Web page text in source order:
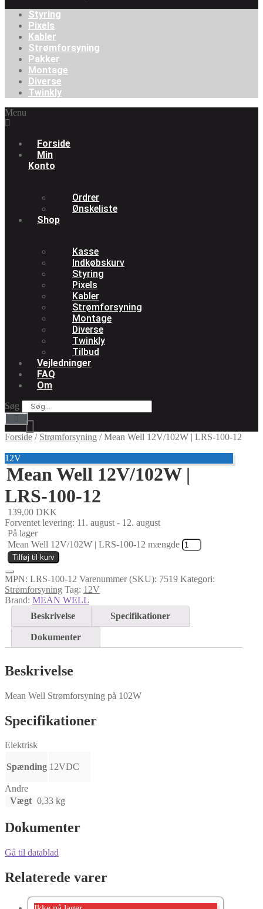
Styring
Pixels
Kabler
Strømforsyning
Pakker
Montage
Diverse
Twinkly
Menu
Forside
Min
Konto
Ordrer
Ønskeliste
Shop
Kasse
Indkøbskurv
Styring
Pixels
Kabler
Strømforsyning
Montage
Diverse
Twinkly
Tilbud
Vejledninger
FAQ
Om
Søg
Forside / Strømforsyning /Mean Well 12V/102W | LRS-100-12
12V
Mean Well 12V/102W |
LRS-100-12
139,00 DKK
Forventet levering: 11. august - 12. august
På lager
Mean Well 12V/102W | LRS-100-12 mængde
Tilføj til kurv
MPN: LRS-100-12 Varenummer (SKU): 7519 Kategori:
Strømforsyning Tag: 12V
Brand: MEAN WELL
Beskrivelse
Specifikationer
Dokumenter
Beskrivelse
Mean Well Strømforsyning på 102W
Specifikationer
Elektrisk
Spænding 12VDC
Andre
Vægt 0,33 kg
Dokumenter
Gå til datablad
Relaterede varer